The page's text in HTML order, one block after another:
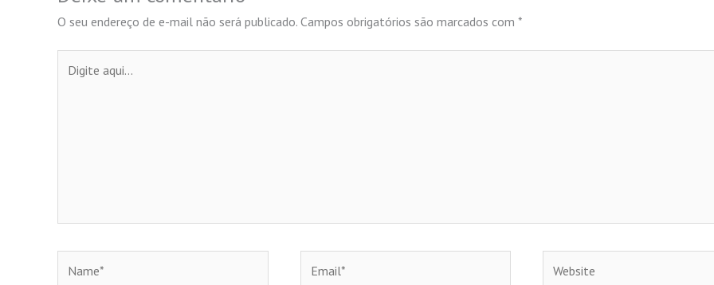
O seu endereço de e-mail não será publicado. Campos obrigatórios são marcados com *
aqui...